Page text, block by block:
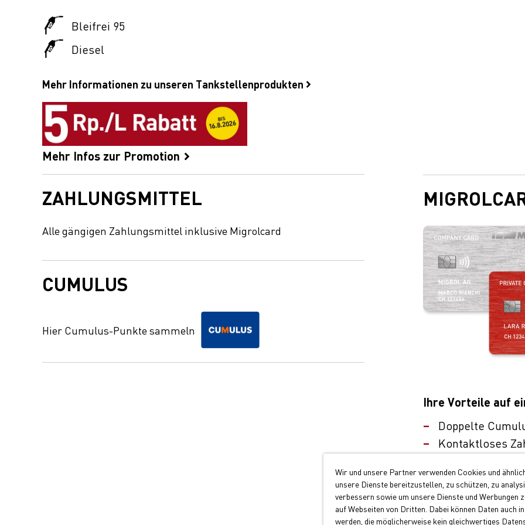
Bleifrei 95
Diesel
Mehr Informationen zu unseren Tankstellenprodukten
Mehr Infos zur Promotion
ZAHLUNGSMITTEL
Alle gängigen Zahlungsmittel inklusive Migrolcard
CUMULUS
Hier Cumulus-Punkte sammeln
Ihre Vorteile auf
Doppelte
Kontaktloses
Jetzt Migrolcard
Wir und unsere Partner verwenden Cookies und
unsere Dienste bereitzustellen, zu schützen, zu
verbessern sowie um unsere Dienste und Werbungen
auf Webseiten von Dritten. Dabei können Daten auch
werden, die möglicherweise kein gleichwertiges